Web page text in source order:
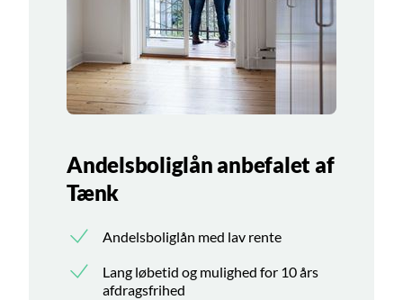
Andelsboliglån anbefalet af
Tænk
Andelsboliglån med lav rente
Lang løbetid og mulighed for 10 års
afdragsfrihed